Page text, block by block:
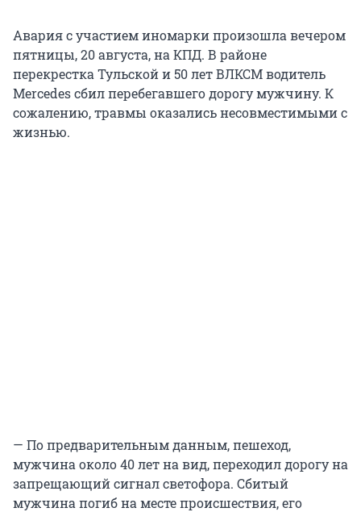
Авария с участием иномарки произошла вечером
пятницы, 20 августа, на КПД. В районе
перекрестка Тульской и 50 лет ВЛКСМ водитель
Mercedes сбил перебегавшего дорогу мужчину. К
сожалению, травмы оказались несовместимыми с
жизнью.
— По предварительным данным, пешеход,
мужчина около 40 лет на вид, переходил дорогу на
запрещающий сигнал светофора. Сбитый
мужчина погиб на месте происшествия, его